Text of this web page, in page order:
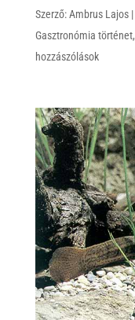
Szerző:Ambrus Lajos|
Gasztronómia történet,
hozzászólások